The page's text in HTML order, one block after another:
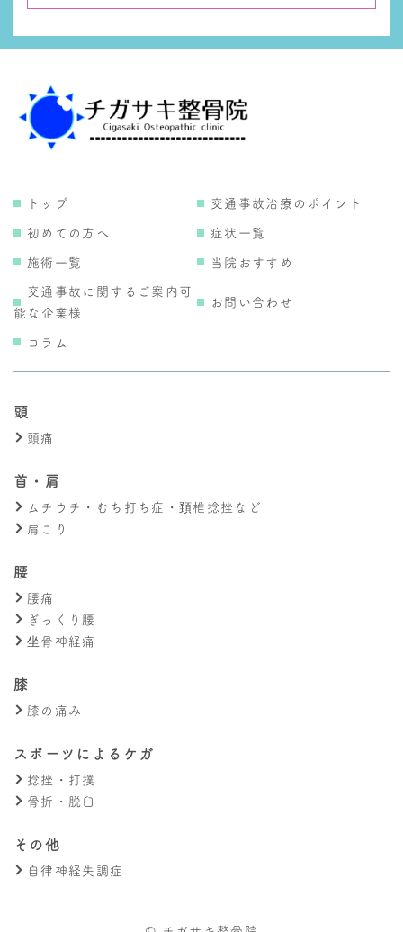
トップ
交通事故治療のポイント
初めての方へ
症状一覧
施術一覧
当院おすすめ
交通事故に関するご案内可
能な企業様
お問い合わせ
コラム
頭
頭痛
首・肩
ムチウチ・むち打ち症・頚椎捻挫など
肩こり
腰
腰痛
ぎっくり腰
坐骨神経痛
膝
膝の痛み
スポーツによるケガ
捻挫・打撲
骨折・脱臼
その他
自律神経失調症